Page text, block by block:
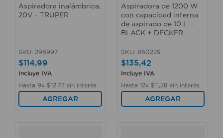
Aspiradora inalámbrica,
20V - TRUPER
SKU: 296997
$114,99
Incluye IVA
Hasta 9x $12 77 sin interés
AGREGAR
Aspiradora de 1200 W
con capacidad interna
de aspirado de 10 L. -
BLACK + DECKER
SKU: 860229
$135,42
Incluye IVA
Hasta 12x $11 28 sin interés
AGREGAR